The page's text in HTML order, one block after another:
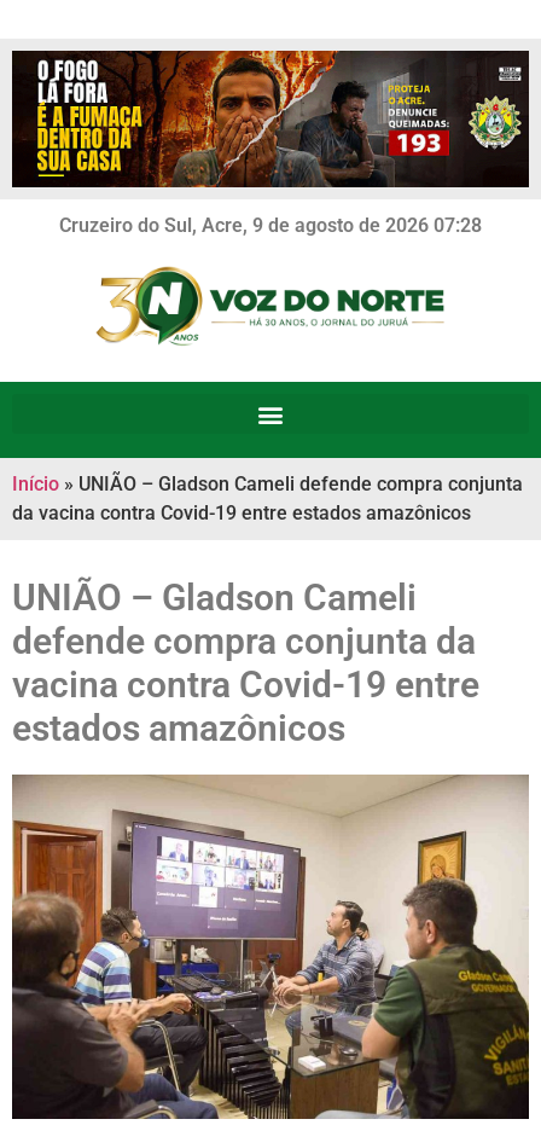
Cruzeiro do Sul, Acre, 9 de agosto de 2026 07:28
Início » UNIÃO – Gladson Cameli defende compra conjunta
da vacina contra Covid-19 entre estados amazônicos
UNIÃO – Gladson Cameli
defende compra conjunta da
vacina contra Covid-19 entre
estados amazônicos